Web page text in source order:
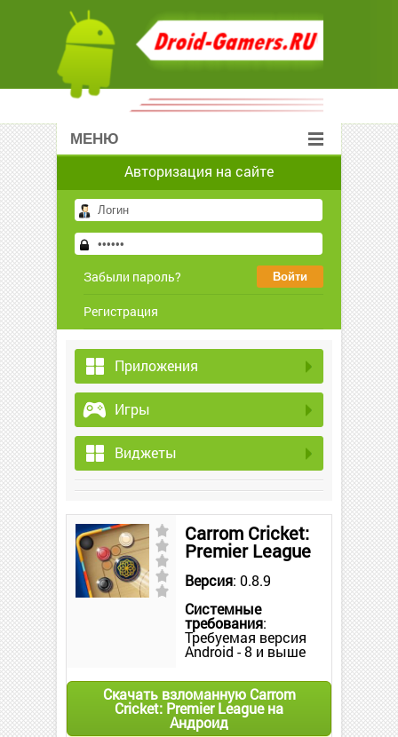
МЕНЮ
Авторизация на сайте
Забыли пароль?
Регистрация
Приложения
Игры
Виджеты
Carrom Cricket:
Premier League
Версия: 0.8.9
Системные
требования:
Требуемая версия
Android - 8 и выше
Скачать взломанную Carrom
Cricket: Premier League на
Андроид